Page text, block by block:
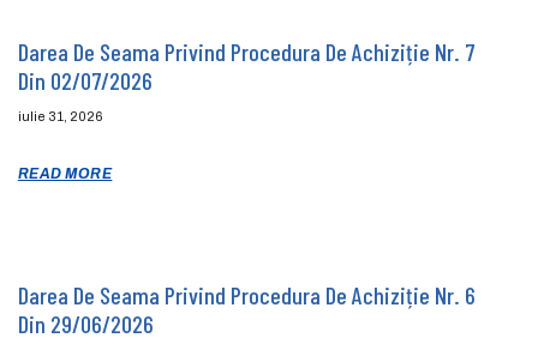
Darea De Seama Privind Procedura De Achiziție Nr. 7
Din 02/07/2026
iulie 31, 2026
READ MORE
Darea De Seama Privind Procedura De Achiziție Nr. 6
Din 29/06/2026